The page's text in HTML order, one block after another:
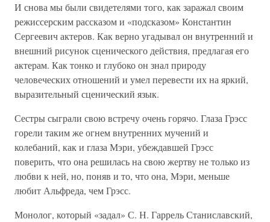
И снова мы были свидетелями того, как заражал своим
режиссерским рассказом и «подсказом» Константин
Сергеевич актеров. Как верно угадывал он внутренний и
внешний рисунок сценического действия, предлагая его
актерам. Как тонко и глубоко он знал природу
человеческих отношений и умел перевести их на яркий,
выразительный сценический язык.
Сестры сыграли свою встречу очень горячо. Глаза Грэсс
горели таким же огнем внутренних мучений и
колебаний, как и глаза Мэри, убеждавшей Грэсс
поверить, что она решилась на свою жертву не только из
любви к ней, но, поняв и то, что она, Мэри, меньше
любит Альфреда, чем Грэсс.
Монолог, который «задал» С. Н. Гаррель Станиславский,